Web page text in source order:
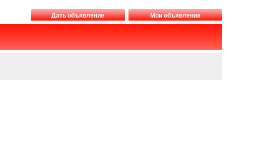
Дать объявление Мои объявления